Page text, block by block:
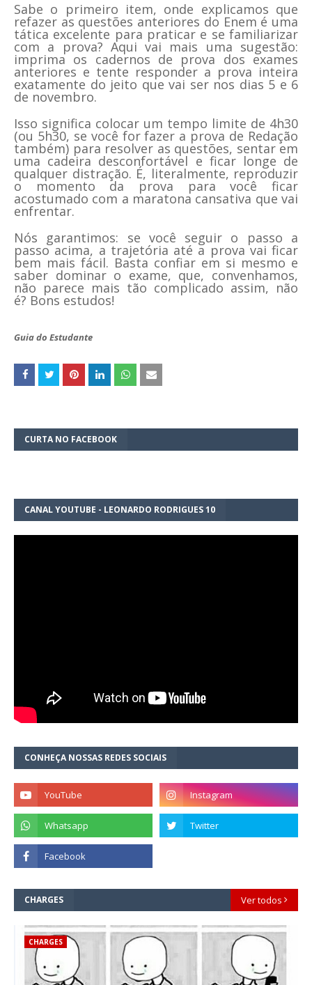
Sabe o primeiro item, onde explicamos que
refazer as questões anteriores do Enem é uma
tática excelente para praticar e se familiarizar
com a prova? Aqui vai mais uma sugestão:
imprima os cadernos de prova dos exames
anteriores e tente responder a prova inteira
exatamente do jeito que vai ser nos dias 5 e 6
de novembro.
Isso significa colocar um tempo limite de 4h30
(ou 5h30, se você for fazer a prova de Redação
também) para resolver as questões, sentar em
uma cadeira desconfortável e ficar longe de
qualquer distração. É, literalmente, reproduzir
o momento da prova para você ficar
acostumado com a maratona cansativa que vai
enfrentar.
Nós garantimos: se você seguir o passo a
passo acima, a trajetória até a prova vai ficar
bem mais fácil. Basta confiar em si mesmo e
saber dominar o exame, que, convenhamos,
não parece mais tão complicado assim, não
é? Bons estudos!
Guia do Estudante
CURTA NO FACEBOOK
CANAL YOUTUBE - LEONARDO RODRIGUES 10
CONHEÇA NOSSAS REDES SOCIAIS
CHARGES Ver todos
CHARGES